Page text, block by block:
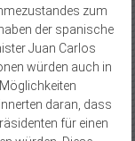
zum
der spanische
Juan Carlos
würden auch in
daran, dass
für einen